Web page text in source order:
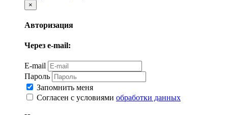
×
Авторизация
Через e-mail:
E-mail
Пароль
Запомнить меня
Согласен с условиями обработки данных